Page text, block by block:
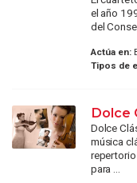
el año
del
Actúa en:
Tipos de
Dolce
Dolce
música
para ...